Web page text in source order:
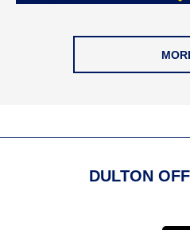
DULTON